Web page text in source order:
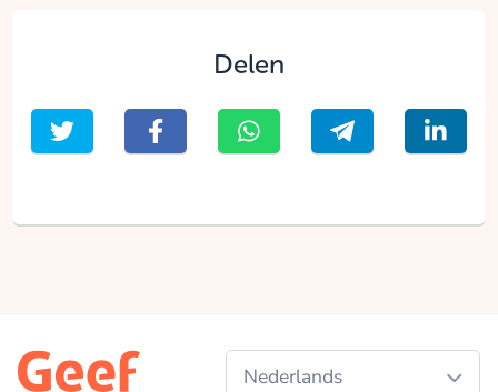
Delen
Nederlands